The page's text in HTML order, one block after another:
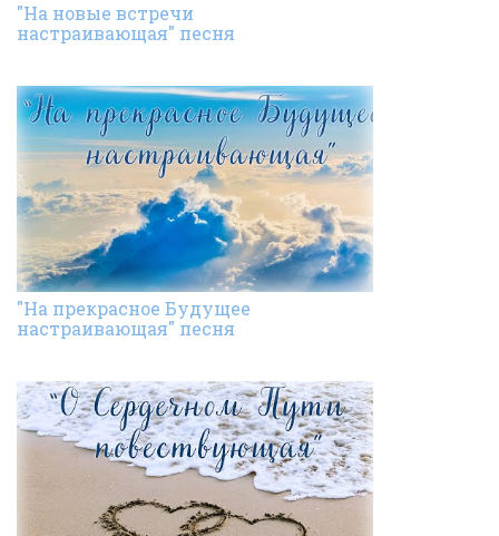
"На новые встречи
настраивающая" песня
"На прекрасное Будущее
настраивающая" песня